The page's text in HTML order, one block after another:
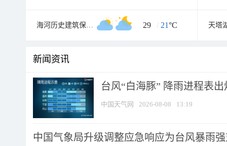
海河历史建筑保护展览馆 29 / 21°C 天塔
新闻资讯
台风“白海豚” 降雨进程表
中国天气网 2026-08-08 13:19
中国气象局升级调整应急响应为台风暴雨